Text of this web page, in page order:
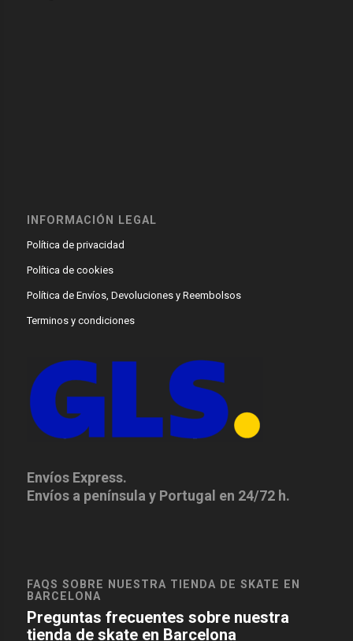
INFORMACIÓN LEGAL
Política de privacidad
Política de cookies
Política de Envíos, Devoluciones y Reembolsos
Terminos y condiciones
Envíos Express.
Envíos a península y Portugal en 24/72 h.
FAQS SOBRE NUESTRA TIENDA DE SKATE EN
BARCELONA
Preguntas frecuentes sobre nuestra
tienda de skate en Barcelona